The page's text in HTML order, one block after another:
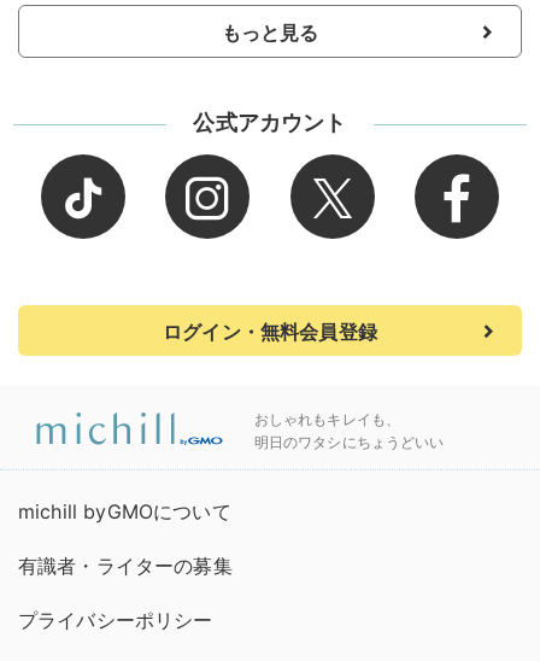
もっと見る
公式アカウント
ログイン・無料会員登録
おしゃれもキレイも、
明日のワタシにちょうどいい
michill byGMOについて
有識者・ライターの募集
プライバシーポリシー